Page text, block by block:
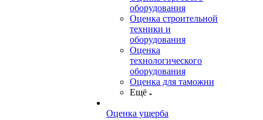
оборудования
Оценка строительной
техники и
оборудования
Оценка
технологического
оборудования
Оценка для таможни
Ещё
Оценка ущерба